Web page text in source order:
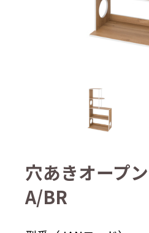
穴あきオープ
A/BR